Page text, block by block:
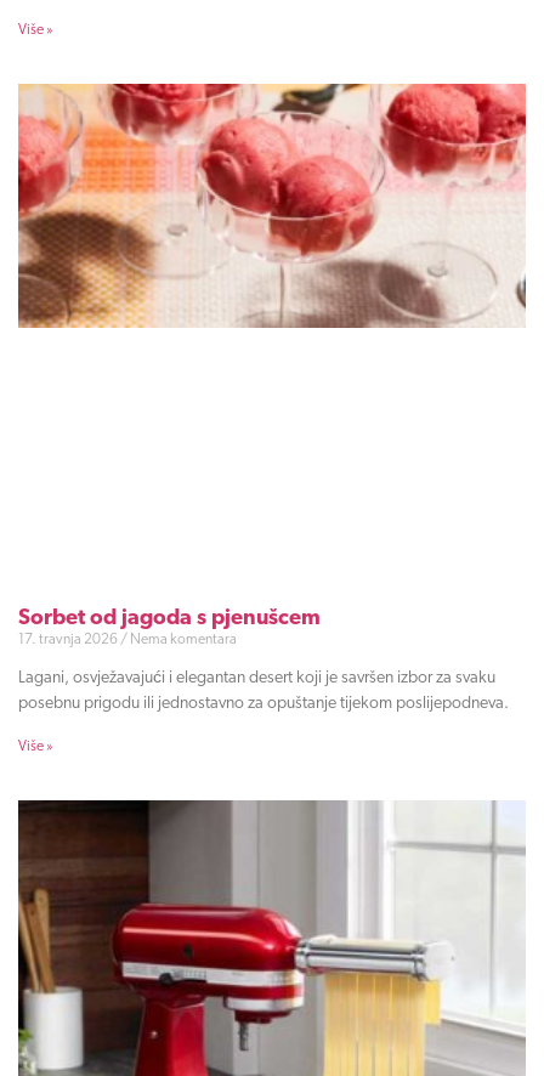
Više »
Sorbet od jagoda s pjenušcem
17. travnja 2026 Nema komentara
Lagani, osvježavajući i elegantan desert koji je savršen izbor za svaku
posebnu prigodu ili jednostavno za opuštanje tijekom poslijepodneva.
Više »